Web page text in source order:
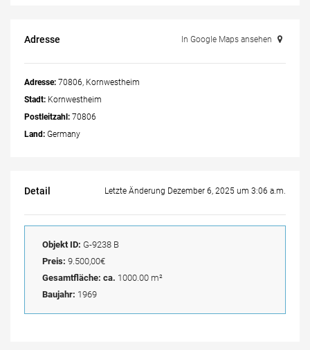
Adresse In Google Maps ansehen
Adresse: 70806, Kornwestheim
Stadt: Kornwestheim
Postleitzahl: 70806
Land: Germany
Detail Letzte Änderung Dezember 6, 2025 um 3:06 a.m.
Objekt ID: G-9238 B
Preis: 9.500,00€
Gesamtfläche: ca. 1000.00 m²
Baujahr: 1969